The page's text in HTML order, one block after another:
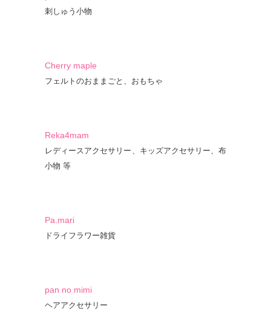
刺しゅう小物
Cherry maple
フェルトのおままごと、おもちゃ
Reka4mam
レディースアクセサリー、キッズアクセサリー、布
小物 等
Pa.mari
ドライフラワー雑貨
pan no mimi
ヘアアクセサリー